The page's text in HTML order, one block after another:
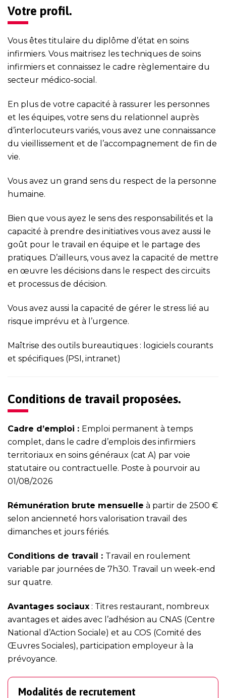
Votre profil.
Vous êtes titulaire du diplôme d’état en soins
infirmiers. Vous maitrisez les techniques de soins
infirmiers et connaissez le cadre règlementaire du
secteur médico-social.
En plus de votre capacité à rassurer les personnes
et les équipes, votre sens du relationnel auprès
d’interlocuteurs variés, vous avez une connaissance
du vieillissement et de l’accompagnement de fin de
vie.
Vous avez un grand sens du respect de la personne
humaine.
Bien que vous ayez le sens des responsabilités et la
capacité à prendre des initiatives vous avez aussi le
goût pour le travail en équipe et le partage des
pratiques. D’ailleurs, vous avez la capacité de mettre
en œuvre les décisions dans le respect des circuits
et processus de décision.
Vous avez aussi la capacité de gérer le stress lié au
risque imprévu et à l’urgence.
Maîtrise des outils bureautiques : logiciels courants
et spécifiques (PSI, intranet)
Conditions de travail proposées.
Cadre d’emploi : Emploi permanent à temps
complet, dans le cadre d’emplois des infirmiers
territoriaux en soins généraux (cat A) par voie
statutaire ou contractuelle. Poste à pourvoir au
01/08/2026
Rémunération brute mensuelle à partir de 2500 €
selon ancienneté hors valorisation travail des
dimanches et jours fériés.
Conditions de travail : Travail en roulement
variable par journées de 7h30. Travail un week-end
sur quatre.
Avantages sociaux : Titres restaurant, nombreux
avantages et aides avec l’adhésion au CNAS (Centre
National d’Action Sociale) et au COS (Comité des
Œuvres Sociales), participation employeur à la
prévoyance.
Modalités de recrutement